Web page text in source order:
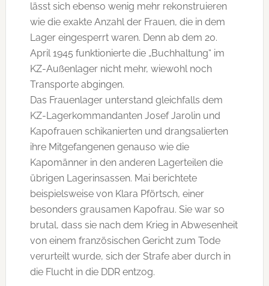
lässt sich ebenso wenig mehr rekonstruieren
wie die exakte Anzahl der Frauen, die in dem
Lager eingesperrt waren. Denn ab dem 20.
April 1945 funktionierte die „Buchhaltung“ im
KZ-Außenlager nicht mehr, wiewohl noch
Transporte abgingen.
Das Frauenlager unterstand gleichfalls dem
KZ-Lagerkommandanten Josef Jarolin und
Kapofrauen schikanierten und drangsalierten
ihre Mitgefangenen genauso wie die
Kapomänner in den anderen Lagerteilen die
übrigen Lagerinsassen. Mai berichtete
beispielsweise von Klara Pförtsch, einer
besonders grausamen Kapofrau. Sie war so
brutal, dass sie nach dem Krieg in Abwesenheit
von einem französischen Gericht zum Tode
verurteilt wurde, sich der Strafe aber durch in
die Flucht in die DDR entzog.